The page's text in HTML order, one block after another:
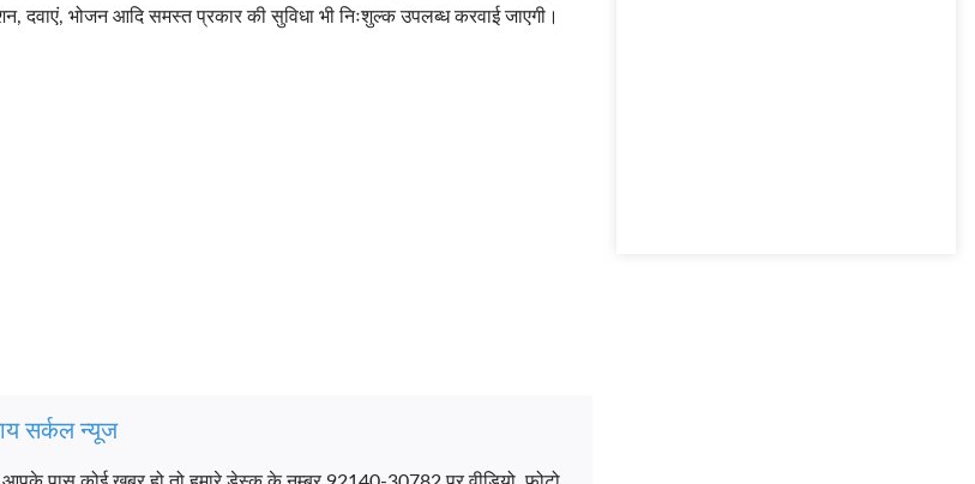
दवाएं, भोजन आदि समस्त प्रकार की सुविधा भी निःशुल्क उपलब्ध करवाई जाएगी।
सर्कल न्यूज